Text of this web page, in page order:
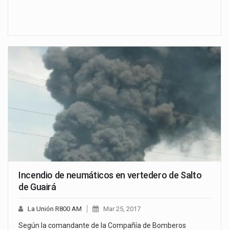
Incendio de neumáticos en vertedero de Salto
de Guairá
La Unión R800 AM Mar 25, 2017
Según la comandante de la Compañía de Bomberos